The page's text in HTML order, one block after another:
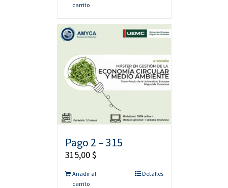
carrito
Pago 2 – 315
315,00$
Añadir al
carrito
Detalles